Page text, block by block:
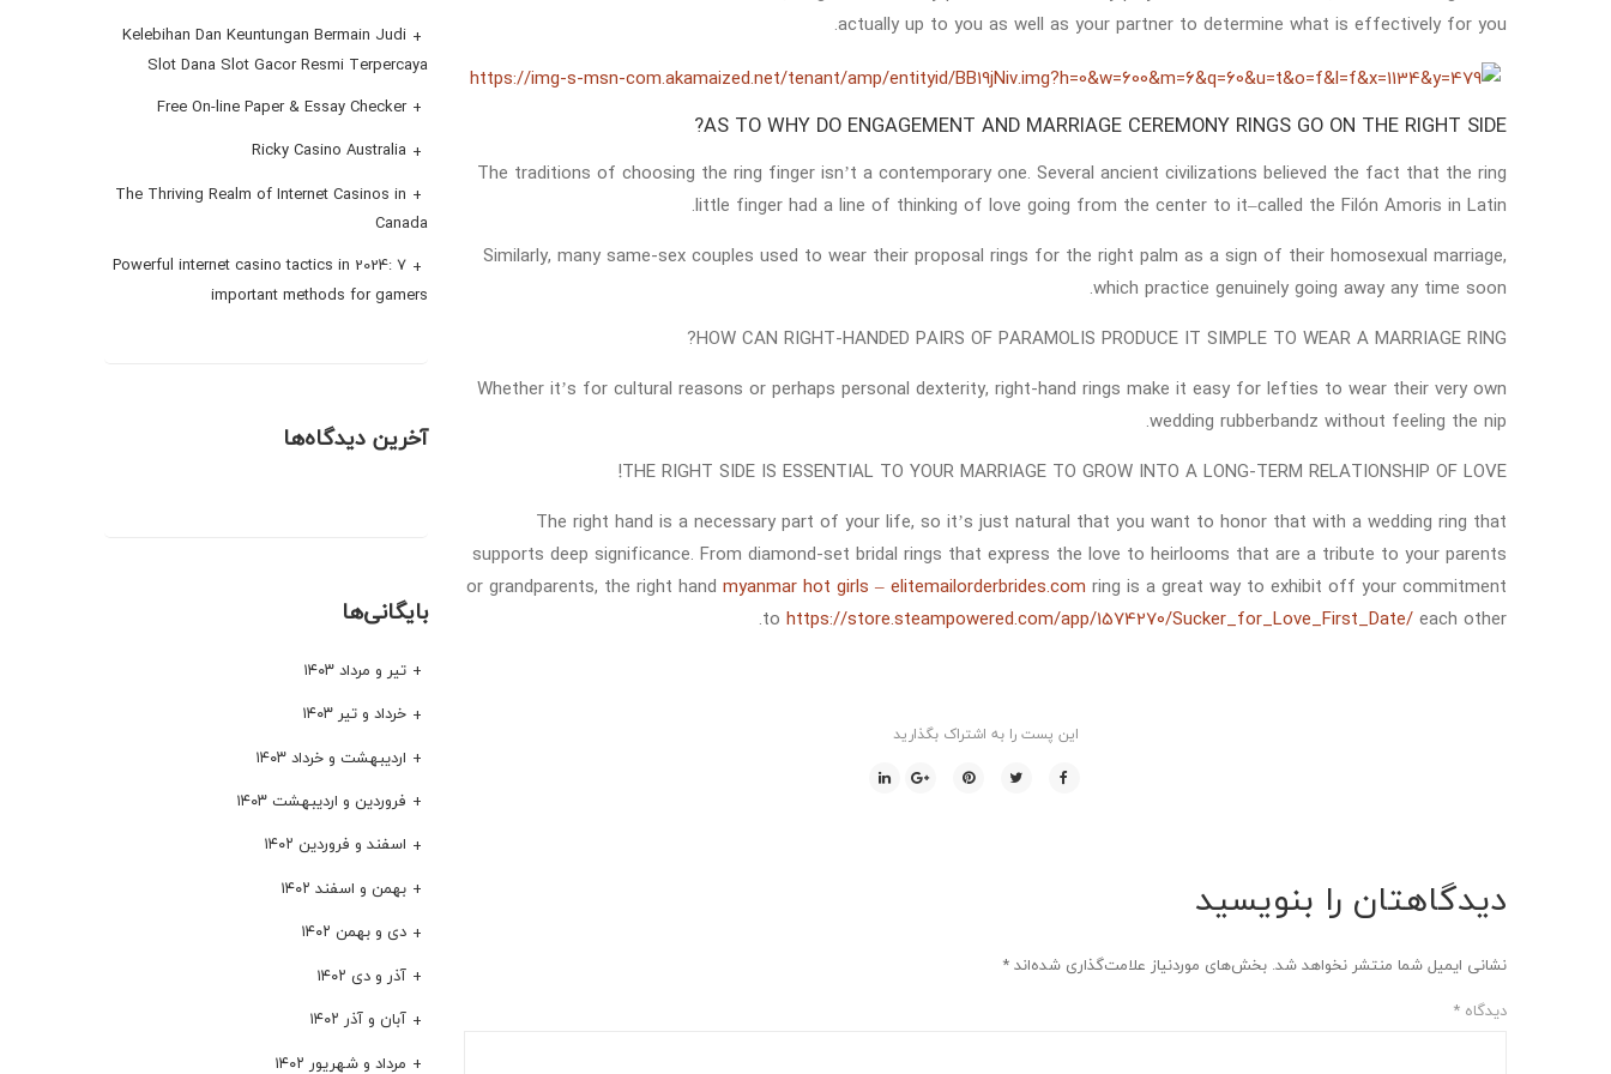
actually up to you as well as your partner to determine what is effectively for you.
AS TO WHY DO ENGAGEMENT AND MARRIAGE CEREMONY RINGS GO ON THE RIGHT SIDE?
The traditions of choosing the ring finger isn’t a contemporary one. Several ancient civilizations believed the fact that the ring
little finger had a line of thinking of love going from the center to it–called the Filón Amoris in Latin.
Similarly, many same-sex couples used to wear their proposal rings for the right palm as a sign of their homosexual marriage,
which practice genuinely going away any time soon.
HOW CAN RIGHT-HANDED PAIRS OF PARAMOLIS PRODUCE IT SIMPLE TO WEAR A MARRIAGE RING?
Whether it’s for cultural reasons or perhaps personal dexterity, right-hand rings make it easy for lefties to wear their very own
wedding rubberbandz without feeling the nip.
THE RIGHT SIDE IS ESSENTIAL TO YOUR MARRIAGE TO GROW INTO A LONG-TERM RELATIONSHIP OF LOVE!
The right hand is a necessary part of your life, so it’s just natural that you want to honor that with a wedding ring that
supports deep significance. From diamond-set bridal rings that express the love to heirlooms that are a tribute to your parents
or grandparents, the right hand myanmar hot girls – elitemailorderbrides.com ring is a great way to exhibit off your commitment
to https://store.steampowered.com/app/1574270/Sucker_for_Love_First_Date/each other.
این پست را به اشتراک بگذارید
دیدگاهتان را بنویسید
نشانی ایمیل شما منتشر نخواهد شد. بخش‌های موردنیاز علامت‌گذاری شده‌اند*
دیدگاه *
Kelebihan Dan Keuntungan Bermain Judi
Slot Dana Slot Gacor Resmi Terpercaya
Free On-line Paper & Essay Checker
Ricky Casino Australia
The Thriving Realm of Internet Casinos in
Canada
Powerful internet casino tactics in 2024: 7
important methods for gamers
آخرین دیدگاه‌ها
بایگانی‌ها
تیر و مرداد ۱۴۰۳
خرداد و تیر ۱۴۰۳
اردیبهشت و خرداد ۱۴۰۳
فروردین و اردیبهشت ۱۴۰۳
اسفند و فروردین ۱۴۰۲
بهمن و اسفند ۱۴۰۲
دی و بهمن ۱۴۰۲
آذر و دی ۱۴۰۲
آبان و آذر ۱۴۰۲
مرداد و شهریور ۱۴۰۲